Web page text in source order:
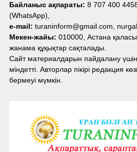
Байланыс ақпараты: 8 707 400
(WhatsApp),
e-mail: turaninform@gmail.com,
Мекен-жайы: 010000, Астана
жанама құқықтар сақталады.
Сайт материалдарын пайдалану үшін
міндетті. Авторлар пікірі редакция
бермеуі мүмкін.